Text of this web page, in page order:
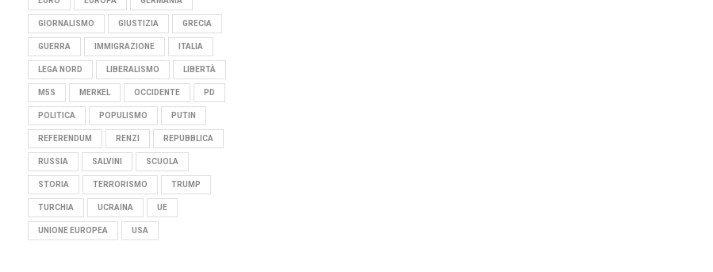
GIORNALISMO GIUSTIZIA GRECIA
GUERRA IMMIGRAZIONE ITALIA
LEGA NORD LIBERALISMO LIBERTÀ
M5S MERKEL OCCIDENTE PD
POLITICA POPULISMO PUTIN
REFERENDUM RENZI REPUBBLICA
RUSSIA SALVINI SCUOLA
STORIA TERRORISMO TRUMP
TURCHIA UCRAINA UE
UNIONE EUROPEA USA